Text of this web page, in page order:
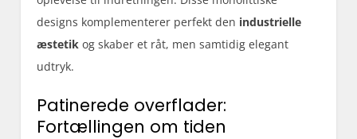
designs komplementerer perfekt den industrielle
æstetik og skaber et råt, men samtidig elegant
udtryk.
Patinerede overflader:
Fortællingen om tiden